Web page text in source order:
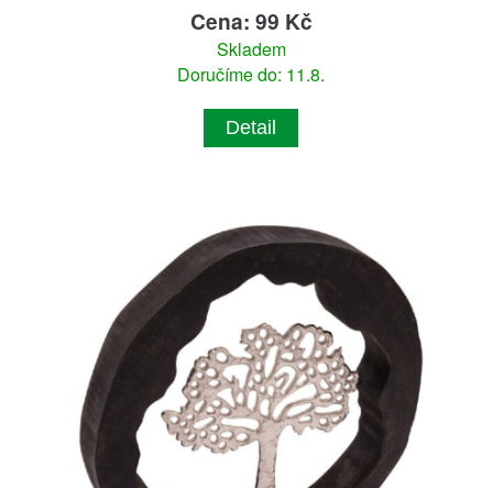
Cena: 99 Kč
Skladem
Doručíme do: 11.8.
Detail